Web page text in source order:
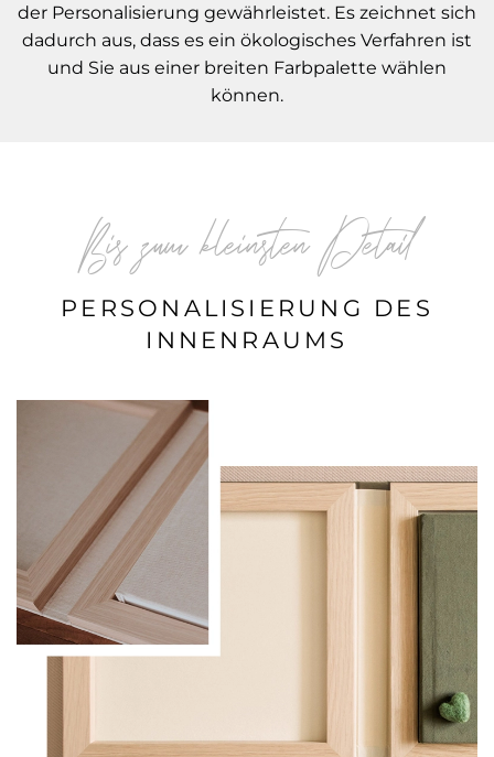
der Personalisierung gewährleistet. Es zeichnet sich
dadurch aus, dass es ein ökologisches Verfahren ist
und Sie aus einer breiten Farbpalette wählen
können.
Bis zum kleinsten Detail
PERSONALISIERUNG DES
INNENRAUMS